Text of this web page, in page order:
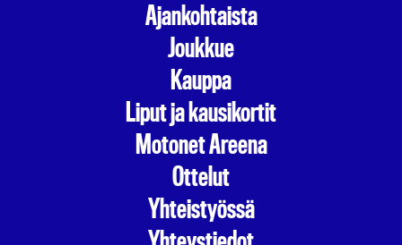
Ajankohtaista
Joukkue
Kauppa
Liput ja kausikortit
Motonet Areena
Ottelut
Yhteistyössä